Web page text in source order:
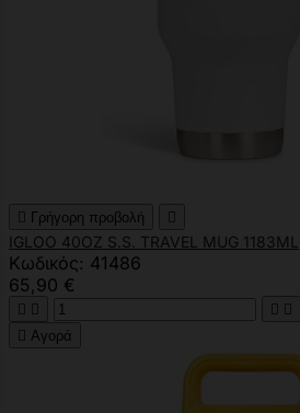
 Γρήγορη προβολή 
IGLOO 40OZ S.S. TRAVEL MUG 1183ML
Κωδικός: 41486
65,90 €
   
 Αγορά